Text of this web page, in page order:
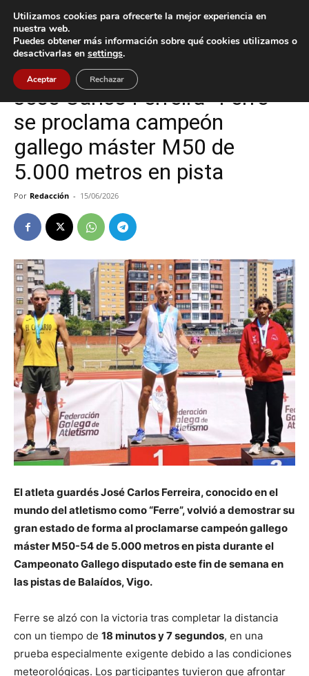
Inicio A Guarda
A Guarda Deportes
José Carlos Ferreira “Ferre”
se proclama campeón
gallego máster M50 de
5.000 metros en pista
Por Redacción - 15/06/2026
El atleta guardés José Carlos Ferreira, conocido en el
mundo del atletismo como “Ferre”, volvió a demostrar su
gran estado de forma al proclamarse campeón gallego
máster M50-54 de 5.000 metros en pista durante el
Campeonato Gallego disputado este fin de semana en
las pistas de Balaídos, Vigo.
Ferre se alzó con la victoria tras completar la distancia
con un tiempo de 18 minutos y 7 segundos, en una
prueba especialmente exigente debido a las condiciones
meteorológicas. Los participantes tuvieron que afrontar
Utilizamos cookies para ofrecerte la mejor experiencia en
nuestra web.
Puedes obtener más información sobre qué cookies utilizamos o
desactivarlas en settings.
Aceptar Rechazar